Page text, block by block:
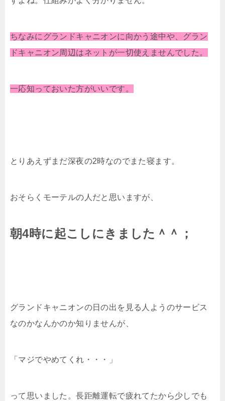
ちなみにグランドキャニオンに向かう途中や、グラン
ドキャニオン周辺はネットが一切使えませんでした。
一応知っておいた方がいいです。
とりあえずまだ深夜の2時なのでまた寝ます。
おそらくモーテルの人だと思いますが、
朝4時に起こしにきました＾＾；
グランドキャニオンの日の出を見る人ようのサービス
なのかなんかのか知りませんが、
「マジでやめてくれ・・・」
って思いました。長距離運転で疲れてたから少しでも